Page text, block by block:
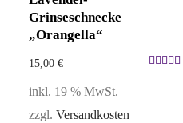
Grinseschnecke
„Orangella“
15,00€
inkl. 19 % MwSt.
zzgl.Versandkosten